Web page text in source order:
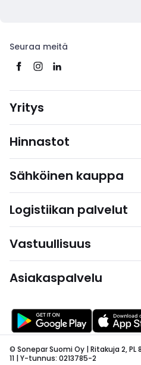
Seuraa meitä
Yritys
Hinnastot
Sähköinen kauppa
Logistiikan palvelut
Vastuullisuus
Asiakaspalvelu
© Sonepar Suomi Oy | Ritakuja 2, PL
11 | Y-tunnus: 0213785-2